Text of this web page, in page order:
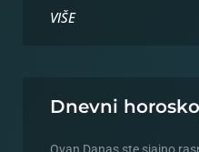
VIŠE
Dnevni